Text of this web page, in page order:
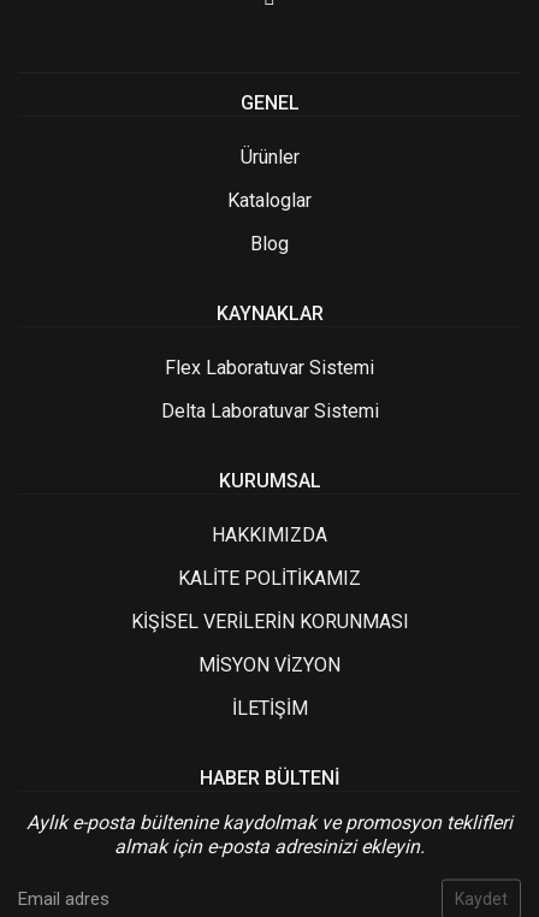
GENEL
Ürünler
Kataloglar
Blog
KAYNAKLAR
Flex Laboratuvar Sistemi
Delta Laboratuvar Sistemi
KURUMSAL
HAKKIMIZDA
KALİTE POLİTİKAMIZ
KİŞİSEL VERİLERİN KORUNMASI
MİSYON VİZYON
İLETİŞİM
HABER BÜLTENI
Aylık e-posta bültenine kaydolmak ve promosyon teklifleri
almak için e-posta adresinizi ekleyin.
Kaydet